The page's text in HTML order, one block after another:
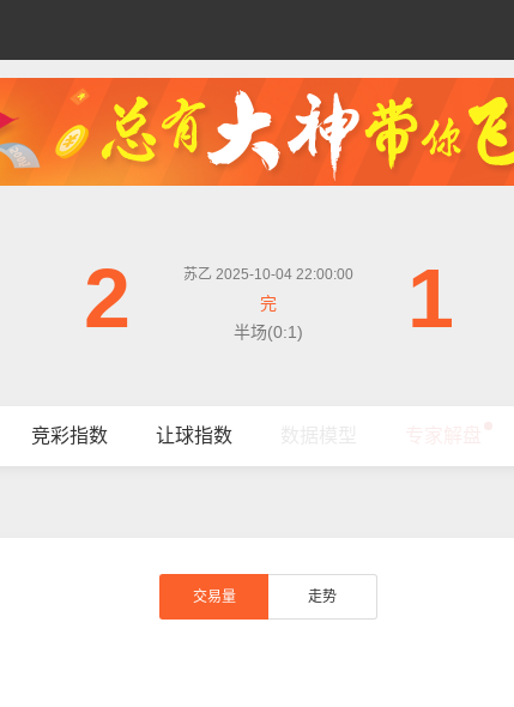
2 1
苏乙 2025-10-04 22:00:00
完
半场(0:1)
竞彩指数 让球指数
交易量 走势